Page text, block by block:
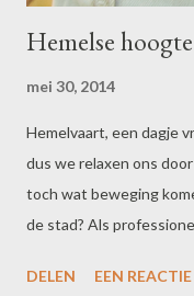
Hemelse hoogte
mei 30, 2014
Hemelvaart, een dagje
dus we relaxen ons
toch wat beweging
de stad? Als
resultaten naar een
DELEN EEN